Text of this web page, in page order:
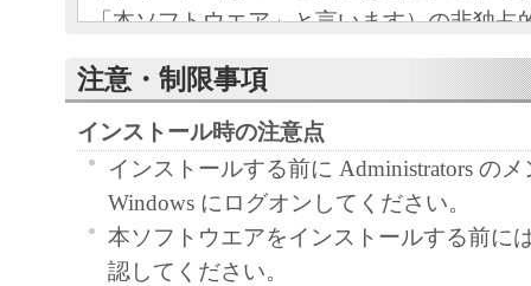
「本ソフトウエア」と言います）の非独占
条項に基づき許諾し、お客様も下記条項に
ものとします。
お客様は、「本ソフトウエア」のインスト
この契約に同意したことになります。
お客様がこの契約に同意できない場合には
ストールされず、直ちに「本ソフトウエア
さい。
注意・制限事項
インストール時の注意点
インストールする前に Administrators の
Windows にログオンしてください。
本ソフトウエアをインストールする前に
認してください。